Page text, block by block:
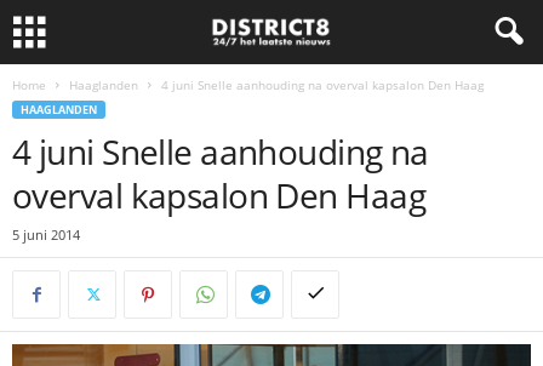
Home Haaglanden 4 juni Snelle aanhouding na overval kapsalon Den Haag
HAAGLANDEN
4 juni Snelle aanhouding na
overval kapsalon Den Haag
5 juni 2014